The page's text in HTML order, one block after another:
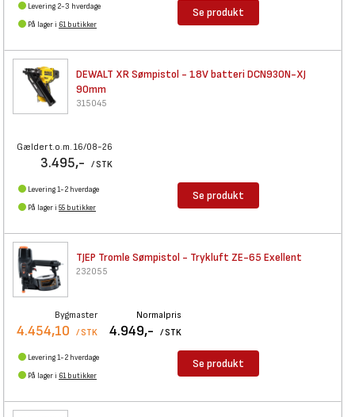
Levering 2-3 hverdage
På lager i 61 butikker
Se produkt
DEWALT XR Sømpistol - 18Vbatteri DCN930N-XJ
90mm
315045
Gælder t.o.m. 16/08-26
3.495,- / STK
Levering 1-2 hverdage
På lager i 55 butikker
Se produkt
TJEP Tromle Sømpistol - Trykluft ZE-65 Exellent
232055
Bygmaster
4.454,10 / STK
Normalpris
4.949,- / STK
Levering 1-2 hverdage
På lager i 61 butikker
Se produkt